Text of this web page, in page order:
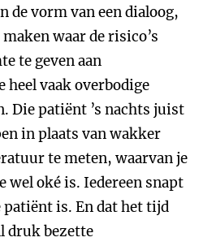
de vorm van een dialoog,
waar de risico’s
te geven aan
vaak overbodige
Die patiënt ’s nachts juist
in plaats van wakker
te meten, waarvan je
wel oké is. Iedereen snapt
patiënt is. En dat het tijd
druk bezette